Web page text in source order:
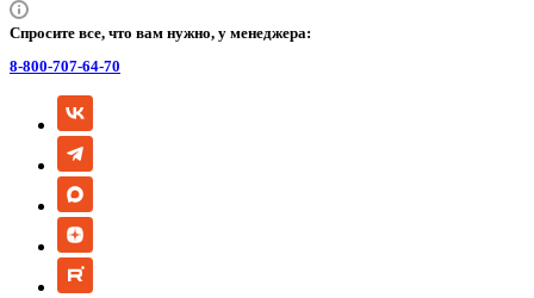
Спросите все, что вам нужно, у менеджера:
8-800-707-64-70